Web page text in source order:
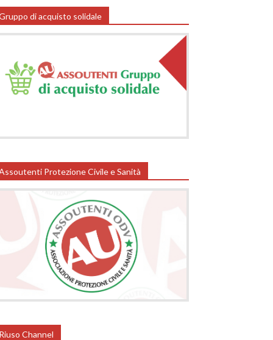
di acquisto solidale
Protezione Civile e Sanità
Riuso Channel